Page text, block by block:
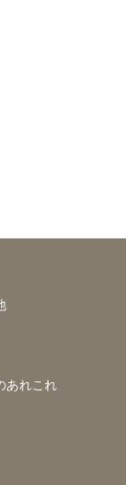
あれこれ